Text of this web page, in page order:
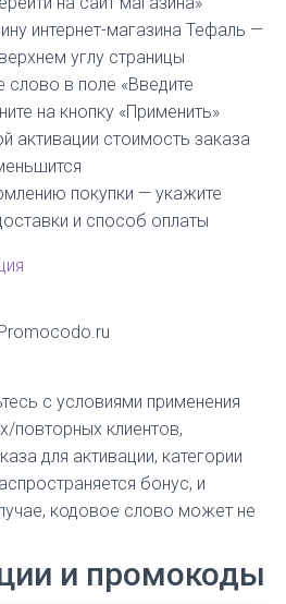
интернет-магазина Тефаль —
углу страницы
слово в поле «Введите
на кнопку «Применить»
активации стоимость заказа
покупки — укажите
и способ оплаты
с условиями применения
повторных клиентов,
для активации, категории
бонус, и
кодовое слово может не
и промокоды